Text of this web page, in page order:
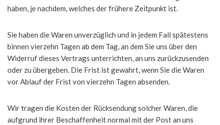
haben, je nachdem, welches der frühere Zeitpunkt ist.
Sie haben die Waren unverzüglich und in jedem Fall spätestens
binnen vierzehn Tagen ab dem Tag, an dem Sie uns über den
Widerruf dieses Vertrags unterrichten, an uns zurückzusenden
oder zu übergeben. Die Frist ist gewahrt, wenn Sie die Waren
vor Ablauf der Frist von vierzehn Tagen absenden.
Wir tragen die Kosten der Rücksendung solcher Waren, die
aufgrund ihrer Beschaffenheit normal mit der Post an uns